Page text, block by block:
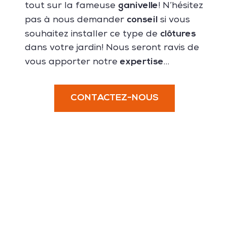
tout sur la fameuse ganivelle! N’hésitez
pas à nous demander conseilsi vous
souhaitez installer ce type de clôtures
dans votre jardin! Nous seront ravis de
vous apporter notre expertise…
CONTACTEZ-NOUS